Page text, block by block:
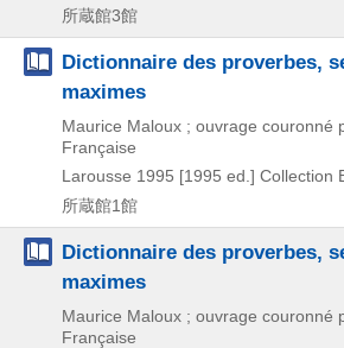
所蔵館3館
Dictionnaire des proverbes,
maximes
Maurice Maloux ; ouvrage couronné
Française
Larousse 1995 [1995 ed.] Collection
所蔵館1館
Dictionnaire des proverbes,
maximes
Maurice Maloux ; ouvrage couronné
Française